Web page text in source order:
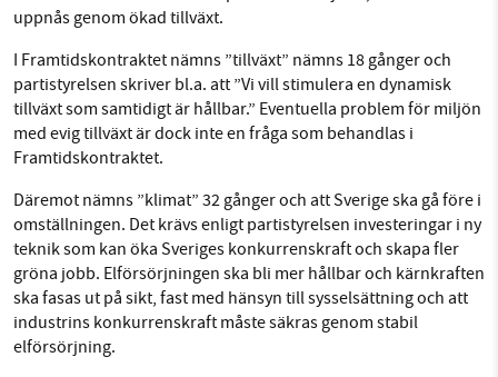
uppnås genom ökad tillväxt.
I Framtidskontraktet nämns ”tillväxt” nämns 18 gånger och
partistyrelsen skriver bl.a. att ”Vi vill stimulera en dynamisk
tillväxt som samtidigt är hållbar.” Eventuella problem för miljön
med evig tillväxt är dock inte en fråga som behandlas i
Framtidskontraktet.
Däremot nämns ”klimat” 32 gånger och att Sverige ska gå före i
omställningen. Det krävs enligt partistyrelsen investeringar i ny
teknik som kan öka Sveriges konkurrenskraft och skapa fler
gröna jobb. Elförsörjningen ska bli mer hållbar och kärnkraften
ska fasas ut på sikt, fast med hänsyn till sysselsättning och att
industrins konkurrenskraft måste säkras genom stabil
elförsörjning.
Stötta vårt arbete genom att swisha en slant till
1231368703
Läs vad vi vill göra